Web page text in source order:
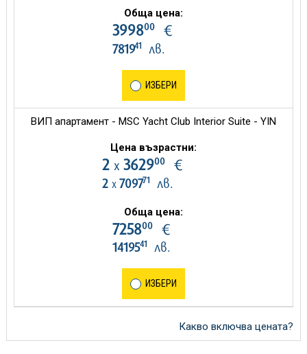
Обща цена:
399800€
781941 лв.
ИЗБЕРИ
ВИП апартамент - MSC Yacht Club Interior Suite - YIN
Цена възрастни:
2 х 362900€
2 х 709771 лв.
Обща цена:
725800€
1419541 лв.
ИЗБЕРИ
Какво включва цената?